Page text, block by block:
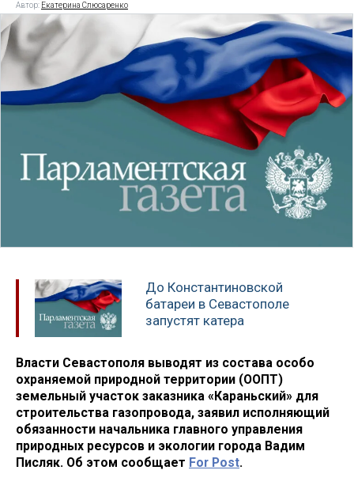
Автор: Екатерина Слюсаренко
До Константиновской
батареи в Севастополе
запустят катера
Власти Севастополя выводят из состава особо
охраняемой природной территории (ООПТ)
земельный участок заказника «Караньский» для
строительства газопровода, заявил исполняющий
обязанности начальника главного управления
природных ресурсов и экологии города Вадим
Писляк. Об этом сообщает For Post.